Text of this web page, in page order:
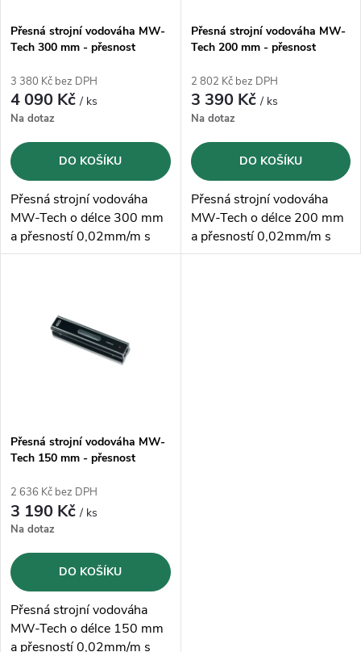
p
r
o
d
u
k
s
p
r
o
d
u
k
Přesná strojní vodováha MW-
Tech 300 mm - přesnost
3 380 Kč bez DPH
4 090 Kč/ ks
Na dotaz
DO KOŠÍKU
Přesná strojní vodováha
MW-Tech o délce 300 mm
a přesností 0,02mm/m s
podélnou a příčnou
Přesná strojní vodováha MW-
Tech 200 mm - přesnost
2 802 Kč bez DPH
3 390 Kč/ ks
Na dotaz
DO KOŠÍKU
Přesná strojní vodováha
MW-Tech o délce 200 mm
a přesností 0,02mm/m s
podélnou a příčnou
Přesná strojní vodováha MW-
Tech 150 mm - přesnost
2 636 Kč bez DPH
3 190 Kč/ ks
Na dotaz
DO KOŠÍKU
Přesná strojní vodováha
MW-Tech o délce 150 mm
a přesností 0,02mm/m s